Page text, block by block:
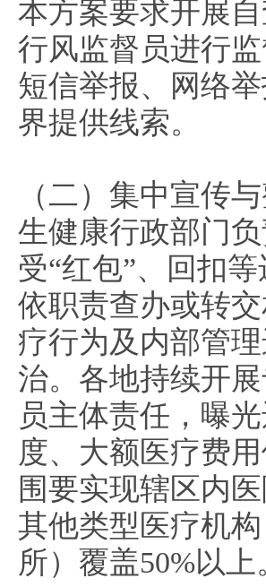
本方案要求开展
行风监督员进行
短信举报、网络
界提供线索。
（二）集中宣传
生健康行政部门
受“红包”、回扣
依职责查办或转
疗行为及内部管
治。各地持续开
员主体责任，曝
度、大额医疗费
围要实现辖区内
其他类型医疗机
所）覆盖50%以上